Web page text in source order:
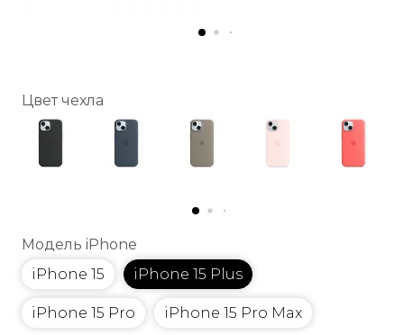
Цвет чехла
Модель iPhone
iPhone 15
iPhone 15 Plus
iPhone 15 Pro iPhone 15 Pro Max